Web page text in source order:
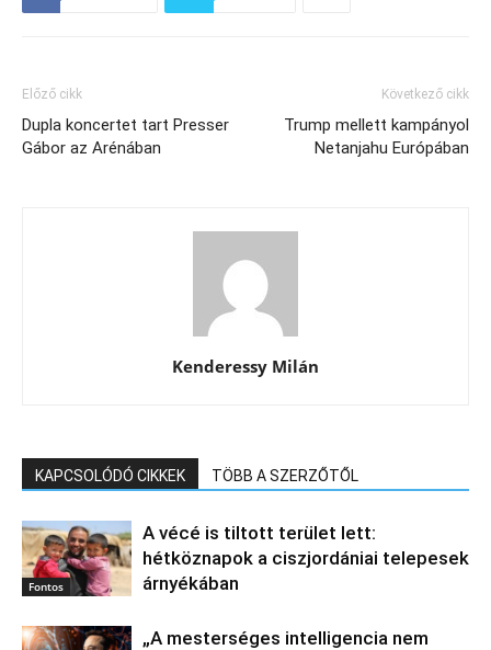
Előző cikk
Dupla koncertet tart Presser
Gábor az Arénában
Következő cikk
Trump mellett kampányol
Netanjahu Európában
Kenderessy Milán
KAPCSOLÓDÓ CIKKEK TÖBB A SZERZŐTŐL
Fontos
A vécé is tiltott terület lett:
hétköznapok a ciszjordániai telepesek
árnyékában
„A mesterséges intelligencia nem